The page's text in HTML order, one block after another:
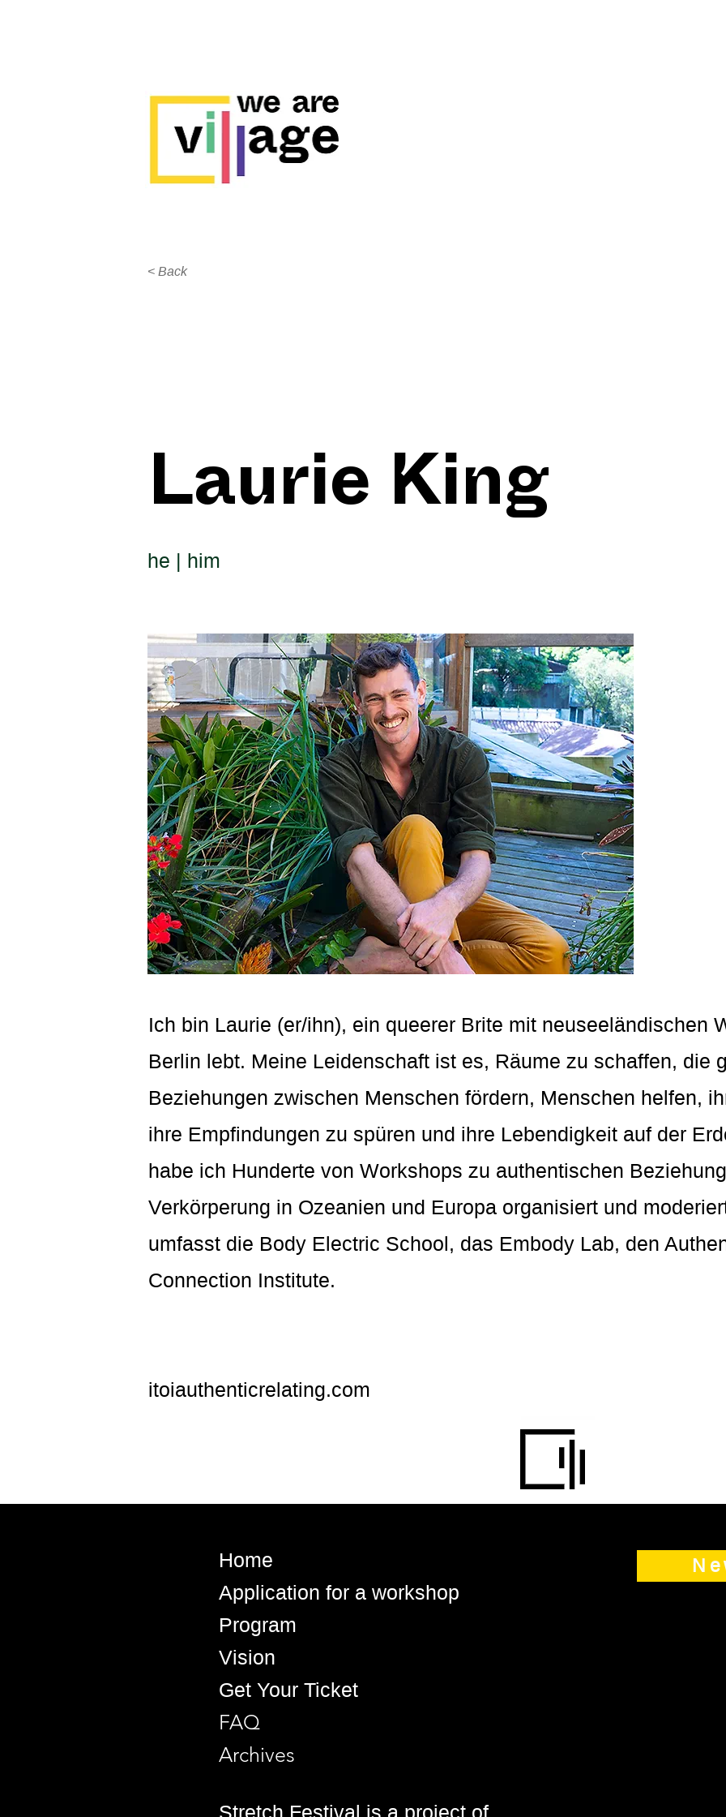
< Back
Laurie King
he | him
Ich bin Laurie (er/ihn), ein queerer Brite mit neuseeländischen
Berlin lebt. Meine Leidenschaft ist es, Räume zu schaffen, die
Beziehungen zwischen Menschen fördern, Menschen helfen,
ihre Empfindungen zu spüren und ihre Lebendigkeit auf der
habe ich Hunderte von Workshops zu authentischen
Verkörperung in Ozeanien und Europa organisiert und
umfasst die Body Electric School, das Embody Lab, den
Connection Institute.
itoiauthenticrelating.com
Home
Application for a workshop
Program
Vision
Get Your Ticket
FAQ
Archives
Stretch Festival is a project of